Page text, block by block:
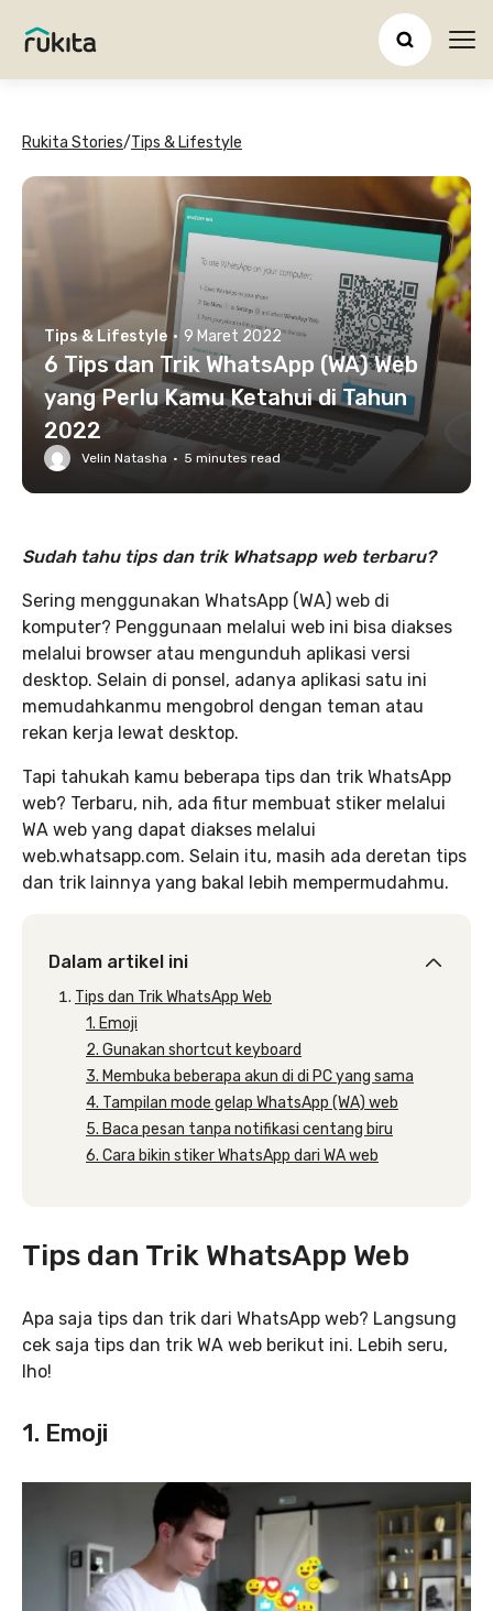
Rukita Stories/Tips & Lifestyle
Tips & Lifestyle · 9 Maret 2022
6 Tips dan Trik WhatsApp (WA) Web
yang Perlu Kamu Ketahui di Tahun
2022
Velin Natasha · 5 minutes read
Sudah tahu tips dan trik Whatsapp web terbaru?
Sering menggunakan WhatsApp (WA) web di
komputer? Penggunaan melalui web ini bisa diakses
melalui browser atau mengunduh aplikasi versi
desktop. Selain di ponsel, adanya aplikasi satu ini
memudahkanmu mengobrol dengan teman atau
rekan kerja lewat desktop.
Tapi tahukah kamu beberapa tips dan trik WhatsApp
web? Terbaru, nih, ada fitur membuat stiker melalui
WA web yang dapat diakses melalui
web.whatsapp.com. Selain itu, masih ada deretan tips
dan trik lainnya yang bakal lebih mempermudahmu.
Dalam artikel ini
Tips dan Trik WhatsApp Web
1. Emoji
2. Gunakan shortcut keyboard
3. Membuka beberapa akun di di PC yang sama
4. Tampilan mode gelap WhatsApp (WA) web
5. Baca pesan tanpa notifikasi centang biru
6. Cara bikin stiker WhatsApp dari WA web
Tips dan Trik WhatsApp Web
Apa saja tips dan trik dari WhatsApp web? Langsung
cek saja tips dan trik WA web berikut ini. Lebih seru,
lho!
1. Emoji